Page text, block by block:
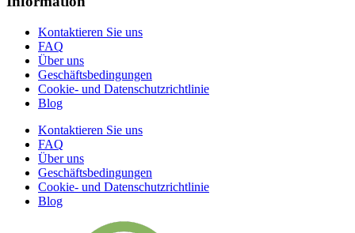
Kontaktieren Sie uns
FAQ
Über uns
Geschäftsbedingungen
Cookie- und Datenschutzrichtlinie
Blog
Kontaktieren Sie uns
FAQ
Über uns
Geschäftsbedingungen
Cookie- und Datenschutzrichtlinie
Blog